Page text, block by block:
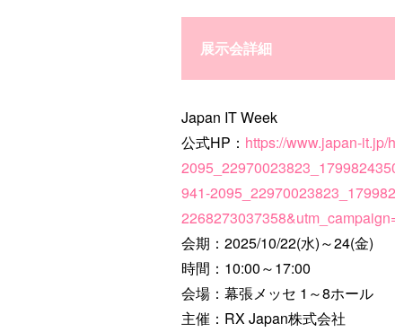
展示会詳細
Japan IT Week
公式HP： https://www.japan-
941-
会期：2025/10/22(水)～24(金)
時間：10:00～17:00
会場：幕張メッセ 1～8ホール
主催：RX Japan株式会社